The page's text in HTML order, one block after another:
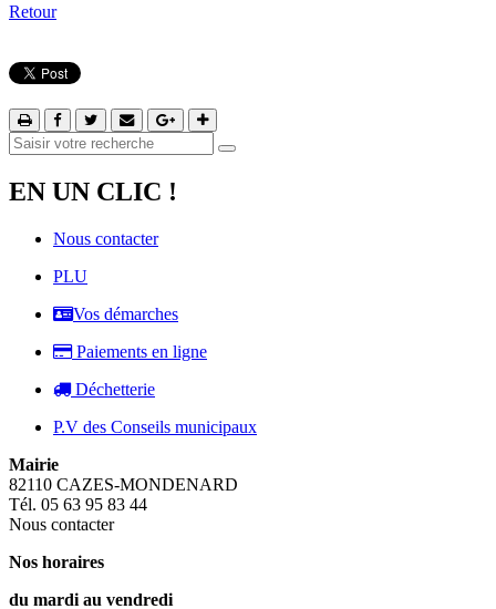
Retour
EN UN CLIC !
Nous contacter
PLU
Vos démarches
Paiements en ligne
Déchetterie
P.V des Conseils municipaux
Mairie
82110 CAZES-MONDENARD
Tél. 05 63 95 83 44
Nous contacter
Nos horaires
du mardi au vendredi